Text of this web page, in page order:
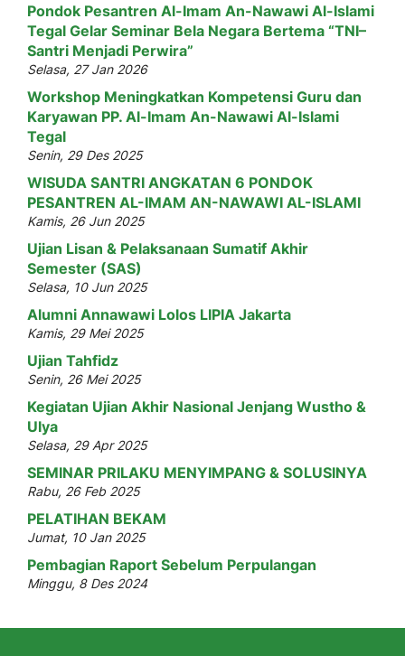
Pondok Pesantren Al-Imam An-Nawawi Al-Islami
Tegal Gelar Seminar Bela Negara Bertema “TNI–
Santri Menjadi Perwira”
Selasa, 27 Jan 2026
Workshop Meningkatkan Kompetensi Guru dan
Karyawan PP. Al-Imam An-Nawawi Al-Islami
Tegal
Senin, 29 Des 2025
WISUDA SANTRI ANGKATAN 6 PONDOK
PESANTREN AL-IMAM AN-NAWAWI AL-ISLAMI
Kamis, 26 Jun 2025
Ujian Lisan & Pelaksanaan Sumatif Akhir
Semester (SAS)
Selasa, 10 Jun 2025
Alumni Annawawi Lolos LIPIA Jakarta
Kamis, 29 Mei 2025
Ujian Tahfidz
Senin, 26 Mei 2025
Kegiatan Ujian Akhir Nasional Jenjang Wustho &
Ulya
Selasa, 29 Apr 2025
SEMINAR PRILAKU MENYIMPANG & SOLUSINYA
Rabu, 26 Feb 2025
PELATIHAN BEKAM
Jumat, 10 Jan 2025
Pembagian Raport Sebelum Perpulangan
Minggu, 8 Des 2024